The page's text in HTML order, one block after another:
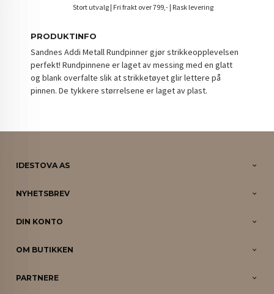
Stort utvalg | Fri frakt over 799,- | Rask levering
PRODUKTINFO
Sandnes Addi Metall Rundpinner gjør strikkeopplevelsen
perfekt! Rundpinnene er laget av messing med en glatt
og blank overfalte slik at strikketøyet glir lettere på
pinnen. De tykkere størrelsene er laget av plast.
IDESTOVA AS
NYHETSBREV
DIN KONTO
OM BUTIKKEN
PARTNERE